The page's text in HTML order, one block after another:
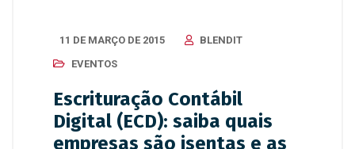
11 DE MARÇO DE 2015
BLENDIT
EVENTOS
Escrituração Contábil
Digital (ECD): saiba quais
empresas são isentas e as